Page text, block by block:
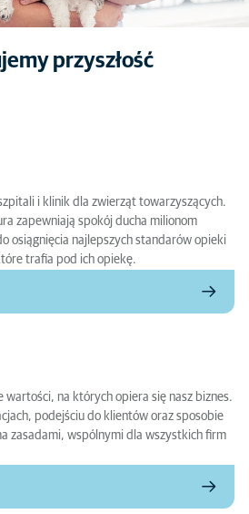
przyszłość
i klinik dla zwierząt towarzyszących.
zapewniają spokój ducha milionom
osiągnięcia najlepszych standarów opieki
trafia pod ich opiekę.
wartości, na których opiera się nasz biznes.
podejściu do klientów oraz sposobie
zasadami, wspólnymi dla wszystkich firm